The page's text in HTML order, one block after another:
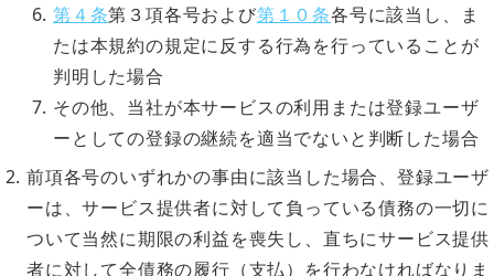
第４条第３項各号および第１０条各号に該当し、ま
たは本規約の規定に反する行為を行っていることが
判明した場合
その他、当社が本サービスの利用または登録ユーザ
ーとしての登録の継続を適当でないと判断した場合
前項各号のいずれかの事由に該当した場合、登録ユーザ
ーは、サービス提供者に対して負っている債務の一切に
ついて当然に期限の利益を喪失し、直ちにサービス提供
者に対して全債務の履行（支払）を行わなければなりま